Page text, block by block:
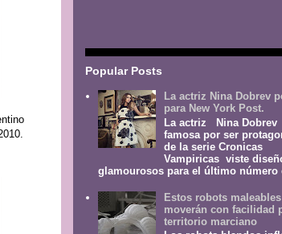
Popular Posts
La actriz Nina Dobrev
para New York Post.
La actriz Nina Dobrev
famosa por ser
de la serie Cronicas
Vampiricas viste
glamourosos para el último número
Estos robots
moverán con facilidad
territorio marciano